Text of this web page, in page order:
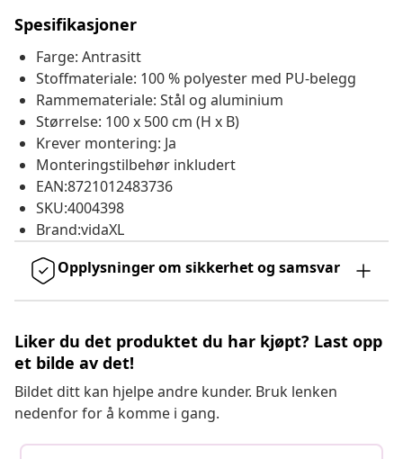
Spesifikasjoner
Farge: Antrasitt
Stoffmateriale: 100 % polyester med PU-belegg
Rammemateriale: Stål og aluminium
Størrelse: 100 x 500 cm (H x B)
Krever montering: Ja
Monteringstilbehør inkludert
EAN:8721012483736
SKU:4004398
Brand:vidaXL
Opplysninger om sikkerhet og samsvar
Liker du det produktet du har kjøpt? Last opp
et bilde av det!
Bildet ditt kan hjelpe andre kunder. Bruk lenken
nedenfor for å komme i gang.